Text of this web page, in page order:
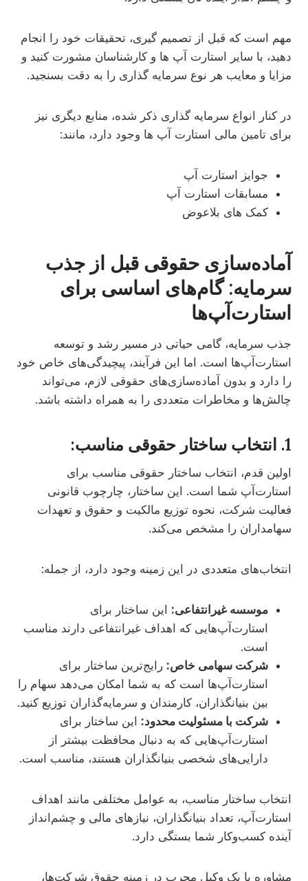
مهم است که قبل از تصمیم گیری، تحقیقات خود را انجام
دهید، با سایر استارت آپ ها و کارشناسان مشورت کنید و
مزایا و معایب هر نوع سرمایه گذاری را به دقت بسنجید.
در کنار انواع سرمایه گذاری ذکر شده، منابع دیگری نیز
برای تامین مالی استارت آپ ها وجود دارد، مانند:
جوایز استارت آپ
مسابقات استارت آپ
کمک های بلاعوض
آماده‌سازی حقوقی قبل از جذب
سرمایه: گام‌های اساسی برای
استارت‌آپ‌ها
جذب سرمایه، گامی حیاتی در مسیر رشد و توسعه
استارت‌آپ‌ها است. اما این فرآیند، پیچیدگی‌های خاص خود
را دارد و بدون آماده‌سازی‌های حقوقی لازم، می‌تواند
چالش‌ها و مخاطرات متعددی را به همراه داشته باشد.
1. انتخاب ساختار حقوقی مناسب:
اولین قدم، انتخاب ساختار حقوقی مناسب برای
استارت‌آپ شما است. این ساختار، چارچوب قانونی
فعالیت شرکت، نحوه توزیع مالکیت و حقوق و تعهدات
سهامداران را مشخص می‌کند.
انتخاب‌های متعددی در این زمینه وجود دارد، از جمله:
موسسه غیرانتفاعی: این ساختار برای
استارت‌آپ‌هایی که اهداف غیرانتفاعی دارند مناسب
است.
شرکت سهامی خاص: رایج‌ترین ساختار برای
استارت‌آپ‌ها است که به شما امکان می‌دهد سهام را
بین بنیانگذاران، کارمندان و سرمایه‌گذاران توزیع کنید.
شرکت با مسئولیت محدود: این ساختار برای
استارت‌آپ‌هایی که به دنبال محافظت بیشتر از
دارایی‌های شخصی بنیانگذاران هستند، مناسب است.
انتخاب ساختار مناسب، به عوامل مختلفی مانند اهداف
استارت‌آپ، تعداد بنیانگذاران، نیازهای مالی و چشم‌انداز
آینده کسب‌وکار شما بستگی دارد.
مشاوره با یک وکیل مجرب در زمینه حقوق شرکت‌ها،